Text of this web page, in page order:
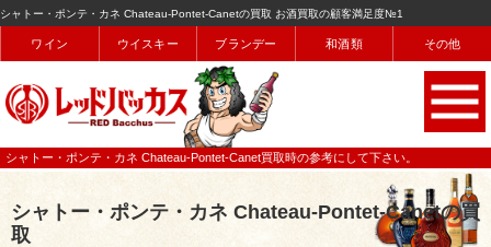
シャトー・ポンテ・カネ Chateau-Pontet-Canetの買取 お酒買取の顧客満足度№1
ワイン ウイスキー ブランデー 和酒類 その他
シャトー・ポンテ・カネ Chateau-Pontet-Canet買取時の参考にして下さい。
シャトー・ポンテ・カネ Chateau-Pontet-Canetの買
取